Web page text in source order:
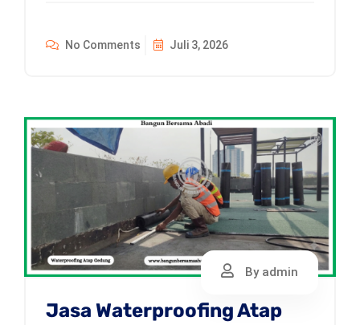
No Comments Juli 3, 2026
By admin
Jasa Waterproofing Atap